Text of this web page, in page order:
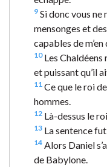
9 Si donc vous ne
mensonges et
capables de
10Les Chaldéens
et puissant qu’il
11 Ce que le roi
hommes.
12 Là-dessus le
13 La sentence
14 Alors Daniel
de Babylone.